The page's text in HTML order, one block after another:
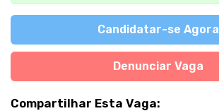
Candidatar-se Agora
Denunciar Vaga
Compartilhar Esta Vaga: